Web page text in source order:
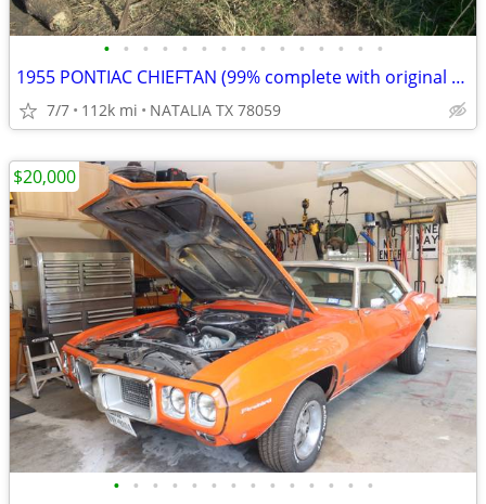
• • • • • • • • • • • • • • •
1955 PONTIAC CHIEFTAN (99% complete with original V8)
7/7 112k mi NATALIA TX 78059
• • • • • • • • • • • • • •
$20,000